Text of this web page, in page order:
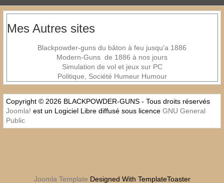
Mes Autres sites
Blackpowder-guns du bâton à feu jusqu'a 1886
Modern-Guns de 1886 à nos jours
Simulation de vol et jeux sur PC
Politique, Société Humeur Humour
Copyright © 2026 BLACKPOWDER-GUNS - Tous droits réservés
Joomla! est un Logiciel Libre diffusé sous licence GNU General
Public
Joomla Template Designed With TemplateToaster